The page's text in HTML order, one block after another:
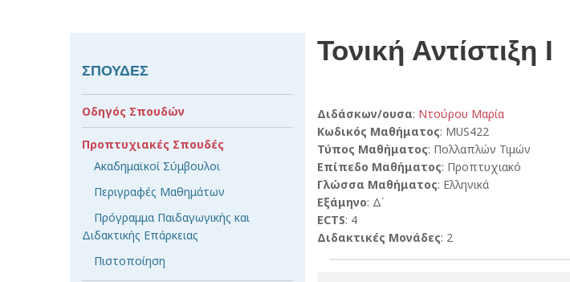
Τονική Αντίστιξη Ι
Διδάσκων/ουσα: Ντούρου Μαρία
Κωδικός Μαθήματος: MUS422
Τύπος Μαθήματος: Πολλαπλών Τιμών
Επίπεδο Μαθήματος: Προπτυχιακό
Γλώσσα Μαθήματος: Ελληνικά
Εξάμηνο: Δ΄
ECTS: 4
Διδακτικές Μονάδες: 2
ΣΠΟΥΔΕΣ
Οδηγός Σπουδών
Προπτυχιακές Σπουδές
Ακαδημαϊκοί Σύμβουλοι
Περιγραφές Μαθημάτων
Πρόγραμμα Παιδαγωγικής και
Διδακτικής Επάρκειας
Πιστοποίηση